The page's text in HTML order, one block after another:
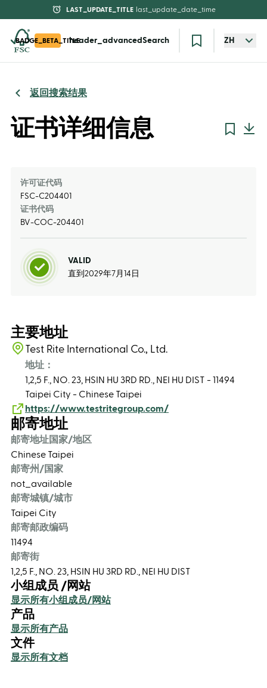
LAST_UPDATE_TITLE last_update_date_time
BADGE_BETA_TITLEheader_advancedSearch ZH
返回搜索结果
证书详细信息
许可证代码
FSC-C204401
证书代码
BV-COC-204401
VALID
直到2029年7月14日
主要地址
Test Rite International Co., Ltd.
地址：
1,2,5 F., NO. 23, HSIN HU 3RD RD., NEI HU DIST - 11494
Taipei City - Chinese Taipei
https://www.testritegroup.com/
邮寄地址
邮寄地址国家/地区
Chinese Taipei
邮寄州/国家
not_available
邮寄城镇/城市
Taipei City
邮寄邮政编码
11494
邮寄街
1,2,5 F., NO. 23, HSIN HU 3RD RD., NEI HU DIST
小组成员 /网站
显示所有小组成员/网站
产品
显示所有产品
文件
显示所有文档